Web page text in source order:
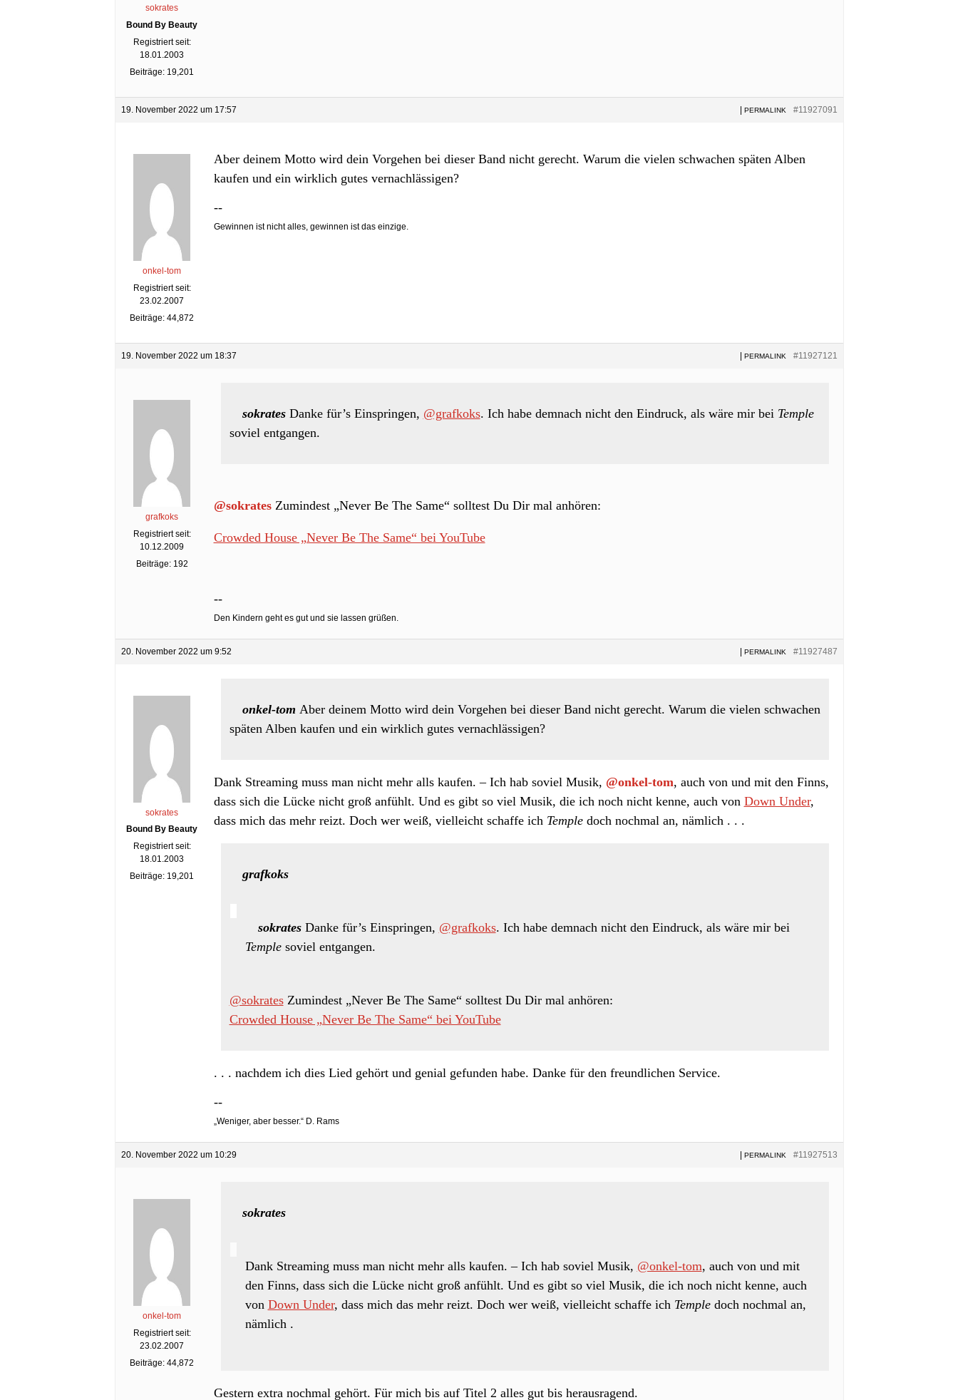
sokrates
Bound By Beauty
Registriert seit:
18.01.2003
Beiträge: 19,201
19. November 2022 um 17:57 #11927091
| PERMALINK
onkel-tom
Registriert seit:
23.02.2007
Beiträge: 44,872
Aber deinem Motto wird dein Vorgehen bei dieser Band nicht gerecht. Warum die vielen schwachen späten Alben
kaufen und ein wirklich gutes vernachlässigen?
--
Gewinnen ist nicht alles, gewinnen ist das einzige.
19. November 2022 um 18:37 #11927121
| PERMALINK
grafkoks
Registriert seit:
10.12.2009
Beiträge: 192
sokrates Danke für’s Einspringen, @grafkoks. Ich habe demnach nicht den Eindruck, als wäre mir bei Temple
soviel entgangen.
@sokratesZumindest „Never Be The Same“ solltest Du Dir mal anhören:
Crowded House „Never Be The Same“ bei YouTube
--
Den Kindern geht es gut und sie lassen grüßen.
20. November 2022 um 9:52 #11927487
| PERMALINK
sokrates
Bound By Beauty
Registriert seit:
18.01.2003
Beiträge: 19,201
onkel-tom Aber deinem Motto wird dein Vorgehen bei dieser Band nicht gerecht. Warum die vielen schwachen
späten Alben kaufen und ein wirklich gutes vernachlässigen?
Dank Streaming muss man nicht mehr alls kaufen. – Ich hab soviel Musik, @onkel-tom, auch von und mit den Finns,
dass sich die Lücke nicht groß anfühlt. Und es gibt so viel Musik, die ich noch nicht kenne, auch von Down Under,
dass mich das mehr reizt. Doch wer weiß, vielleicht schaffe ich Templedoch nochmal an, nämlich . . .
grafkoks
sokrates Danke für’s Einspringen, @grafkoks. Ich habe demnach nicht den Eindruck, als wäre mir bei
Templesoviel entgangen.
@sokratesZumindest „Never Be The Same“ solltest Du Dir mal anhören:
Crowded House „Never Be The Same“ bei YouTube
. . . nachdem ich dies Lied gehört und genial gefunden habe. Danke für den freundlichen Service.
--
„Weniger, aber besser.“ D. Rams
20. November 2022 um 10:29 #11927513
| PERMALINK
onkel-tom
Registriert seit:
23.02.2007
Beiträge: 44,872
sokrates
Dank Streaming muss man nicht mehr alls kaufen. – Ich hab soviel Musik, @onkel-tom, auch von und mit
den Finns, dass sich die Lücke nicht groß anfühlt. Und es gibt so viel Musik, die ich noch nicht kenne, auch
von Down Under, dass mich das mehr reizt. Doch wer weiß, vielleicht schaffe ich Templedoch nochmal an,
nämlich .
Gestern extra nochmal gehört. Für mich bis auf Titel 2 alles gut bis herausragend.